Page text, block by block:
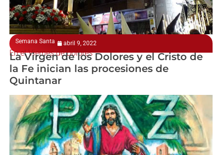
Semana Santa abril 9, 2022
En el Viernes de Dolores
La Virgen de los Dolores y el Cristo de
la Fe inician las procesiones de
Quintanar